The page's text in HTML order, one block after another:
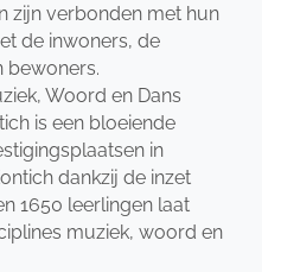
zijn verbonden met hun
de inwoners, de
bewoners.
Woord en Dans
is een bloeiende
in
dankzij de inzet
1650 leerlingen laat
muziek, woord en